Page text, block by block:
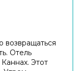
возвращаться
Отель
Этот